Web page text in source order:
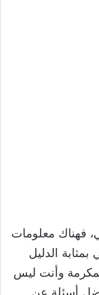
فهناك معلومات
الدليل
وأنت ليس
أسئلة عن